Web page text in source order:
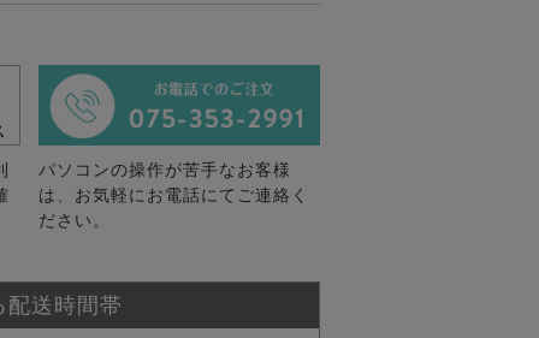
パソコンの操作が苦手なお客様
は、お気軽にお電話にてご連絡く
ださい。
配送時間帯